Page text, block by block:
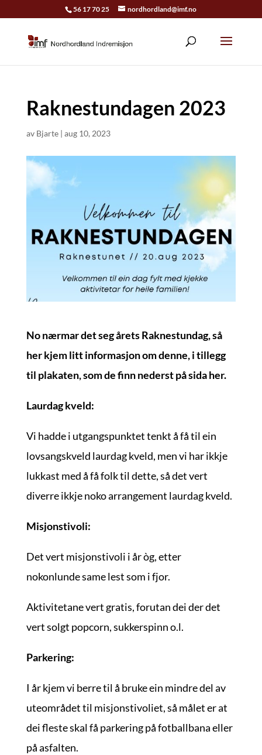
56 17 70 25 nordhordland@imf.no
Raknestundagen 2023
av Bjarte| aug 10, 2023
No nærmar det seg årets Raknestundag, så
her kjem litt informasjon om denne, i tillegg
til plakaten, som de finn nederst på sida her.
Laurdag kveld:
Vi hadde i utgangspunktet tenkt å få til ein
lovsangskveld laurdag kveld, men vi har ikkje
lukkast med å få folk til dette, så det vert
diverre ikkje noko arrangement laurdag kveld.
Misjonstivoli:
Det vert misjonstivoli i år òg, etter
nokonlunde same lest som i fjor.
Aktivitetane vert gratis, forutan dei der det
vert solgt popcorn, sukkerspinn o.l.
Parkering:
I år kjem vi berre til å bruke ein mindre del av
uteområdet til misjonstivoliet, så målet er at
dei fleste skal få parkering på fotballbana eller
på asfalten.